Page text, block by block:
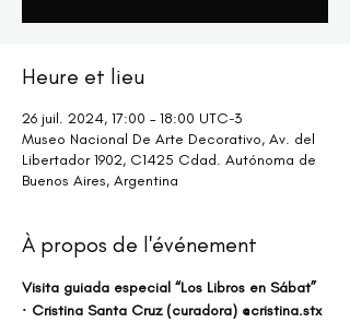
Heure et lieu
26 juil. 2024, 17:00 – 18:00 UTC−3
Museo Nacional De Arte Decorativo, Av. del
Libertador 1902, C1425 Cdad. Autónoma de
Buenos Aires, Argentina
À propos de l'événement
Visita guiada especial “Los Libros en Sábat”
· Cristina Santa Cruz (curadora) @cristina.stx